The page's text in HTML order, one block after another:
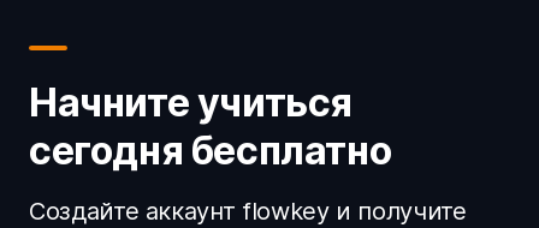
Начните учиться
сегодня бесплатно
Создайте аккаунт flowkey и получите